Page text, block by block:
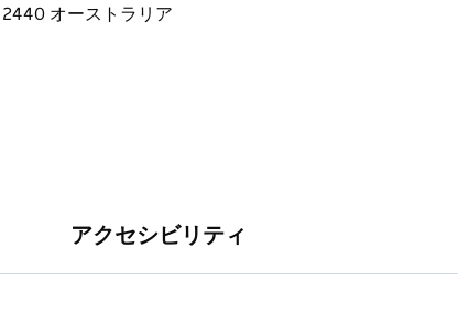
アクセシビリティ